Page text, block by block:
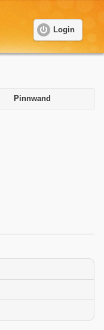
Login
Pinnwand